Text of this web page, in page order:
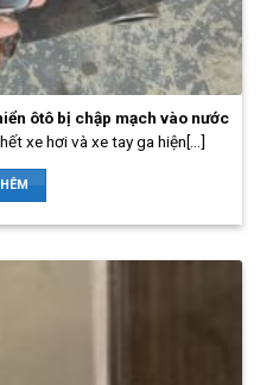
ôtô bị chập mạch vào nước
xe hơi và xe tay ga hiện[...]